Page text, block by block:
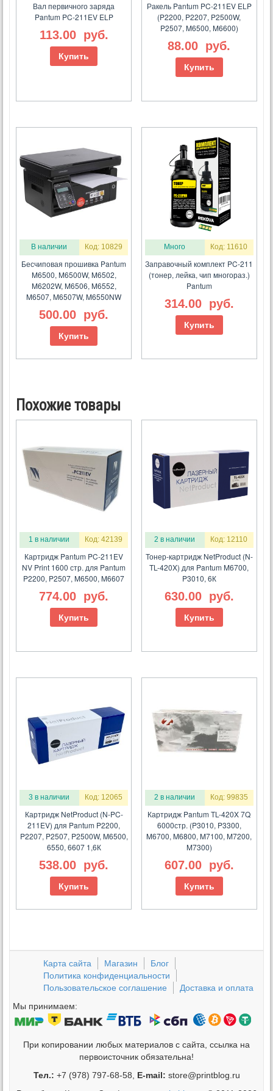
Вал первичного заряда
Pantum PC-211EV ELP
113.00 руб.
Купить
Ракель Pantum PC-211EV ELP
(P2200, P2207, P2500W,
P2507, M6500, M6600)
88.00 руб.
Купить
В наличии Код: 10829
Бесчиповая прошивка Pantum
M6500, M6500W, M6502,
M6202W, M6506, M6552,
M6507, M6507W, M6550NW
500.00 руб.
Купить
Много Код: 11610
Заправочный комплект PC-211
(тонер, лейка, чип многораз.)
Pantum
314.00 руб.
Купить
Похожие товары
1 в наличии Код: 42139
Картридж Pantum PC-211EV
NV Print 1600 стр. для Pantum
P2200, P2507, M6500, M6607
774.00 руб.
Купить
2 в наличии Код: 12110
Тонер-картридж NetProduct (N-
TL-420X) для Pantum M6700,
P3010, 6К
630.00 руб.
Купить
3 в наличии Код: 12065
Картридж NetProduct (N-PC-
211EV) для Pantum P2200,
P2207, P2507, P2500W, M6500,
6550, 6607 1,6К
538.00 руб.
Купить
2 в наличии Код: 99835
Картридж Pantum TL-420X 7Q
6000стр. (P3010, P3300,
M6700, M6800, M7100, M7200,
M7300)
607.00 руб.
Купить
Карта сайта Магазин
Блог
Политика конфиденциальности
Пользовательское соглашение
Доставка и оплата
Мы принимаем:
При копировании любых материалов с сайта, ссылка на
первоисточник обязательна!
Тел.: +7 (978) 797-68-58, E-mail: store@printblog.ru